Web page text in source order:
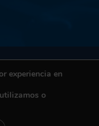
de uso
experiencia en
o